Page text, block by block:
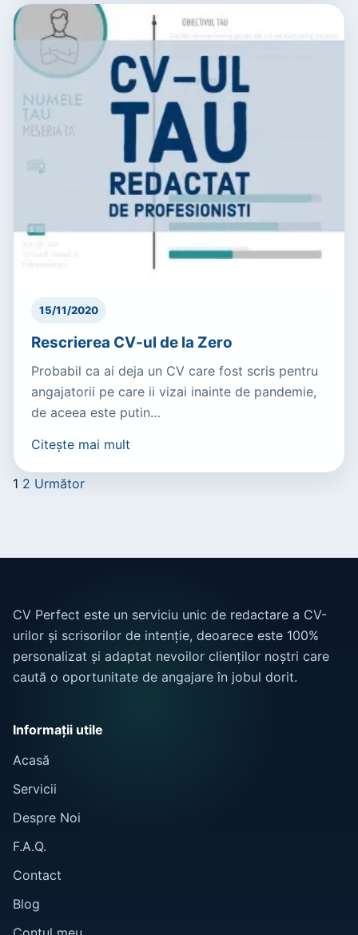
15/11/2020
Rescrierea CV-ul de la Zero
Probabil ca ai deja un CV care fost scris pentru
angajatorii pe care ii vizai inainte de pandemie,
de aceea este putin…
Citește mai mult
1 2 Următor
CV Perfect este un serviciu unic de redactare a CV-
urilor și scrisorilor de intenție, deoarece este 100%
personalizat și adaptat nevoilor clienților noștri care
caută o oportunitate de angajare în jobul dorit.
Informații utile
Acasă
Servicii
Despre Noi
F.A.Q.
Contact
Blog